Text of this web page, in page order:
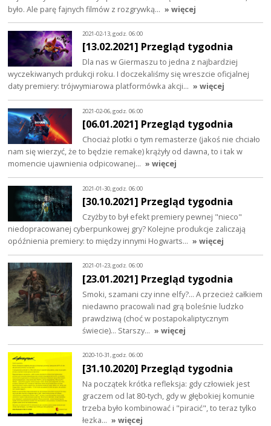
było. Ale parę fajnych filmów z rozgrywką… » więcej
2021-02-13, godz. 06:00
[13.02.2021] Przegląd tygodnia
Dla nas w Giermaszu to jedna z najbardziej
wyczekiwanych prdukcji roku. I doczekaliśmy się wreszcie oficjalnej
daty premiery: trójwymiarowa platformówka akcji… » więcej
2021-02-06, godz. 06:00
[06.01.2021] Przegląd tygodnia
Chociaż plotki o tym remasterze (jakoś nie chciało
nam się wierzyć, że to będzie remake) krążyły od dawna, to i tak w
momencie ujawnienia odpicowanej… » więcej
2021-01-30, godz. 06:00
[30.10.2021] Przegląd tygodnia
Czyżby to był efekt premiery pewnej "nieco"
niedopracowanej cyberpunkowej gry? Kolejne produkcje zaliczają
opóźnienia premiery: to między innymi Hogwarts… » więcej
2021-01-23, godz. 06:00
[23.01.2021] Przegląd tygodnia
Smoki, szamani czy inne elfy?... A przecież całkiem
niedawno pracowali nad grą boleśnie ludzko
prawdziwą (choć w postapokaliptycznym
świecie)... Starszy… » więcej
2020-10-31, godz. 06:00
[31.10.2020] Przegląd tygodnia
Na początek krótka refleksja: gdy człowiek jest
graczem od lat 80-tych, gdy w głębokiej komunie
trzeba było kombinować i "piracić", to teraz tylko
łezka… » więcej